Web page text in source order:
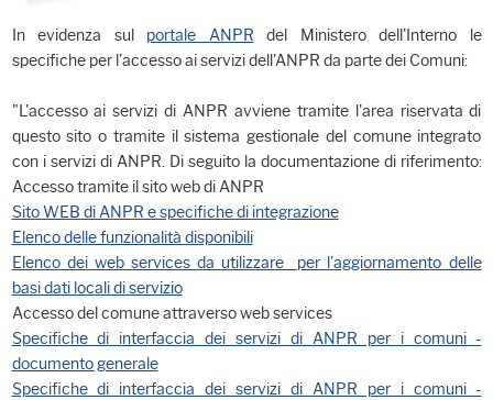
In evidenza sul portale ANPR del Ministero dell'Interno le
specifiche per l'accesso ai servizi dell'ANPR da parte dei Comuni:
"L'accesso ai servizi di ANPR avviene tramite l'area riservata di
questo sito o tramite il sistema gestionale del comune integrato
con i servizi di ANPR. Di seguito la documentazione di riferimento:
Accesso tramite il sito web di ANPR
Sito WEB di ANPR e specifiche di integrazione
Elenco delle funzionalità disponibili
Elenco dei web services da utilizzare per l'aggiornamento delle
basi dati locali di servizio
Accesso del comune attraverso web services
Specifiche di interfaccia dei servizi di ANPR per i comuni -
documento generale
Specifiche di interfaccia dei servizi di ANPR per i comuni -